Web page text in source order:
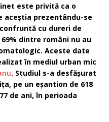
este privită ca o
aceștia prezentându-se
cu dureri de
dintre români nu au
Aceste date
în mediul urban mic
. Studiul s-a desfășurat
pe un eșantion de 618
de ani, în perioada